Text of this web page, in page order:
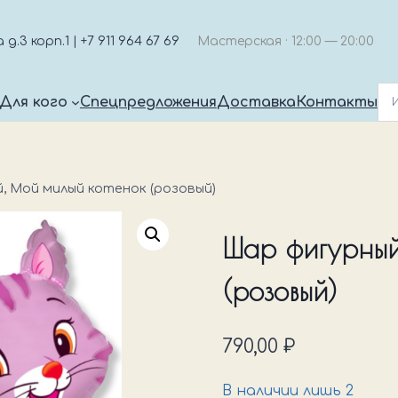
корп.1 | +7 911 964 67 69 Мастерская · 12:00 — 20:00
Для кого СпецпредложенияДоставка Контакты
Мой милый котенок (розовый)
Шар
(розовый)
790,00 ₽
В наличии лишь 2